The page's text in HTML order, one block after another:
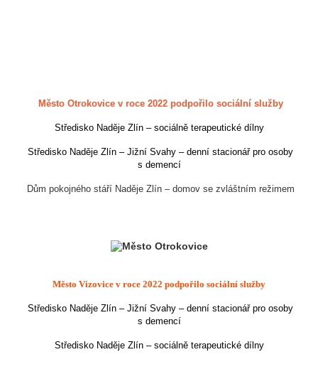
Město Otrokovice v roce 2022 podpořilo sociální služby
Středisko Naděje Zlín – sociálně terapeutické dílny
Středisko Naděje Zlín – Jižní Svahy – denní stacionář pro osoby
s demencí
Dům pokojného stáří Naděje Zlín – domov se zvláštním režimem
Město Vizovice v roce 2022 podpořilo sociální služby
Středisko Naděje Zlín – Jižní Svahy – denní stacionář pro osoby
s demencí
Středisko Naděje Zlín – sociálně terapeutické dílny